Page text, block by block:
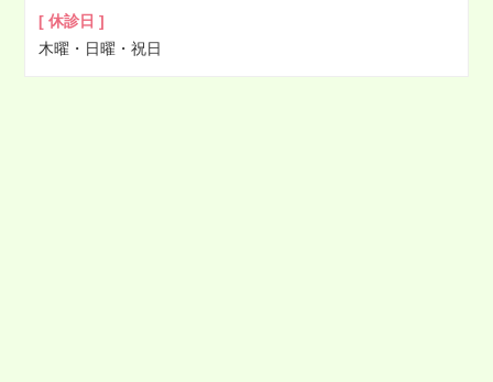
2022年01月
2021年12月
2021年11月
[ 休診日 ]
木曜・日曜・祝日